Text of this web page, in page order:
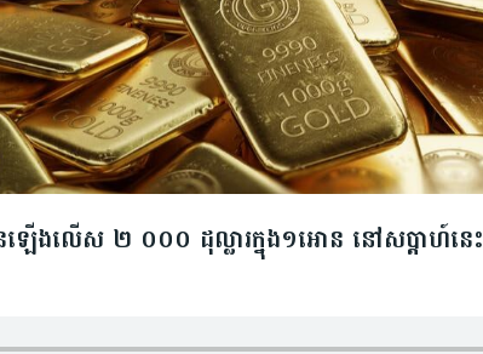
ឡើងលើស ២ ០០០ ដុល្លារក្នុង១អោន នៅសប្តាហ៍នេះ